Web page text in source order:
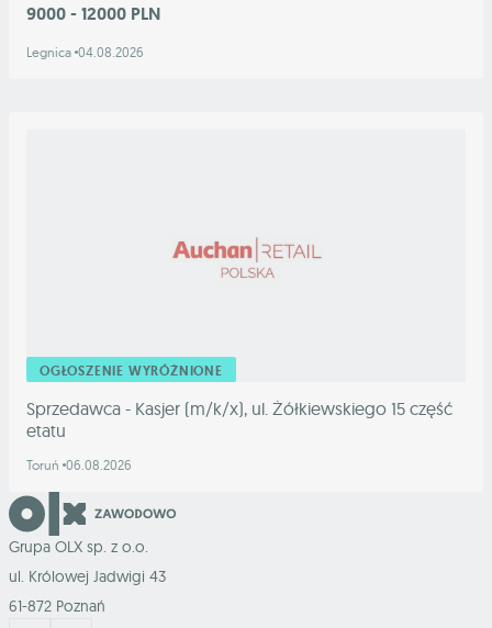
9000 - 12000 PLN
Legnica 04.08.2026
OGŁOSZENIE WYRÓŻNIONE
Sprzedawca - Kasjer (m/k/x), ul. Żółkiewskiego 15 część
etatu
Toruń 06.08.2026
Grupa OLX sp. z o.o.
ul. Królowej Jadwigi 43
61-872 Poznań